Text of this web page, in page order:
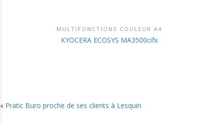
DÉCOUVRIR CE PRODUIT
MULTIFONCTIONS COULEUR A4
KYOCERA ECOSYS MA3500cifx
« Pratic Buro proche de ses clients à Lesquin